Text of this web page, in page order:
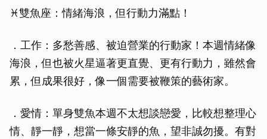
♓雙魚座：情緒海浪，但行動力滿點！
．工作：多愁善感、被迫營業的行動家！本週情緒像
海浪，但也被火星逼著更直覺、更有行動力，雖然會
累，但成果很好，像一個需要被鞭策的藝術家。
．愛情：單身雙魚本週不太想談戀愛，比較想整理心
情、靜一靜，想當一條安靜的魚，望非誠勿擾。有對